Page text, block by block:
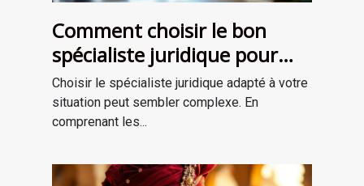
Comment choisir le bon
spécialiste juridique pour
vos besoins ?
Choisir le spécialiste juridique adapté à votre
situation peut sembler complexe. En
comprenant les...